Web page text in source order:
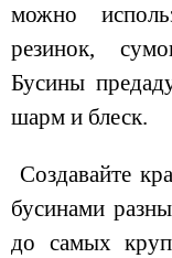
можно
резинок,
Бусины
шарм и блеск.
Создавайте
бусинами
до самых